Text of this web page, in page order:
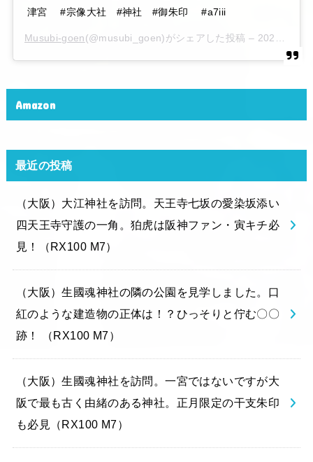
津宮 #宗像大社 #神社 #御朱印 #a7iii
Musubi-goen(@musubi_goen)がシェアした投稿 – 2020年 6月月6日午後10時15分PDT
Amazon
最近の投稿
（大阪）大江神社を訪問。天王寺七坂の愛染坂添い
四天王寺守護の一角。狛虎は阪神ファン・寅キチ必
見！（RX100 M7）
（大阪）生國魂神社の隣の公園を見学しました。口
紅のような建造物の正体は！？ひっそりと佇む〇〇
跡！ （RX100 M7）
（大阪）生國魂神社を訪問。一宮ではないですが大
阪で最も古く由緒のある神社。正月限定の干支朱印
も必見（RX100 M7）